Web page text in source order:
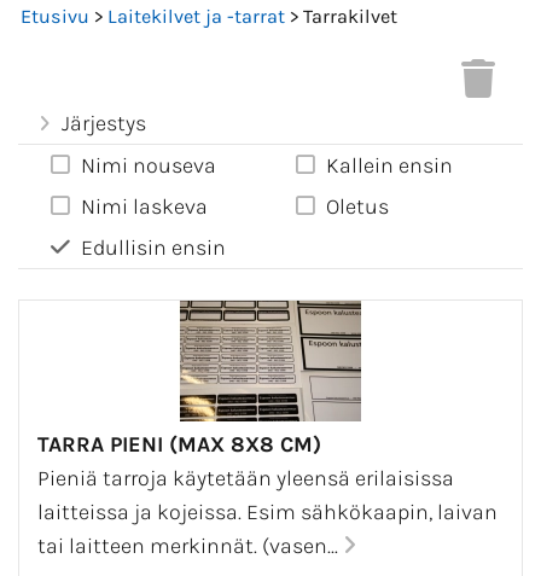
Etusivu > Laitekilvet ja -tarrat > Tarrakilvet
Järjestys
Nimi nouseva
Nimi laskeva
Edullisin ensin
Kallein ensin
Oletus
TARRA PIENI (MAX 8X8 CM)
Pieniä tarroja käytetään yleensä erilaisissa
laitteissa ja kojeissa. Esim sähkökaapin, laivan
tai laitteen merkinnät. (vasen...